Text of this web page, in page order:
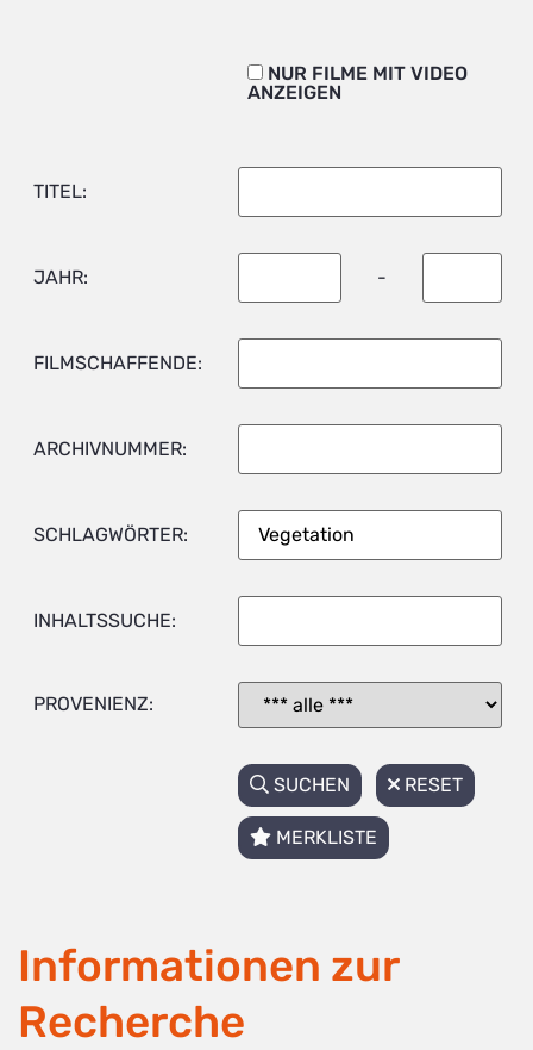
NUR FILME MIT VIDEO
ANZEIGEN
TITEL:
JAHR: -
FILMSCHAFFENDE:
ARCHIVNUMMER:
SCHLAGWÖRTER:
INHALTSSUCHE:
PROVENIENZ:
SUCHEN RESET
MERKLISTE
Informationen zur
Recherche